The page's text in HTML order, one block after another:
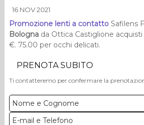
16 NOV 2021
Promozione lenti a contattoSafilens
Bolognada Ottica Castiglione acquisti
€. 75.00 per occhi delicati.
PRENOTA SUBITO
Ti contatteremo per confermare la